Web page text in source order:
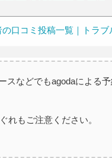
の口コミ投稿一覧｜トラ
スなどでもagodaによる
れもご注意ください。